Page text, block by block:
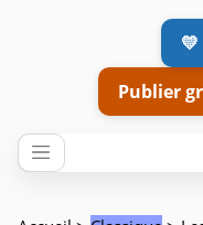
Publier